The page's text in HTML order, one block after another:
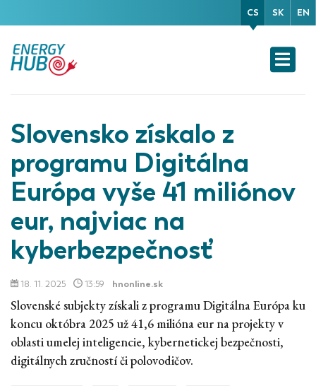
CS SK EN
Slovensko získalo z
programu Digitálna
Európa vyše 41 miliónov
eur, najviac na
kyberbezpečnosť
18. 11. 2025 13:59 hnonline.sk
Slovenské subjekty získali z programu Digitálna Európa ku
koncu októbra 2025 už 41,6 milióna eur na projekty v
oblasti umelej inteligencie, kybernetickej bezpečnosti,
digitálnych zručností či polovodičov.